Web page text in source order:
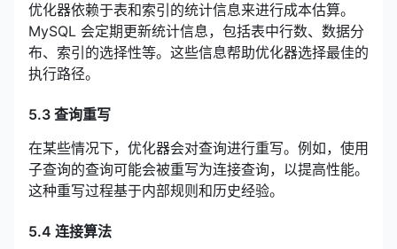
优化器依赖于表和索引的统计信息来进行成本估算。
MySQL 会定期更新统计信息，包括表中行数、数据分
布、索引的选择性等。这些信息帮助优化器选择最佳的
执行路径。
5.3 查询重写
在某些情况下，优化器会对查询进行重写。例如，使用
子查询的查询可能会被重写为连接查询，以提高性能。
这种重写过程基于内部规则和历史经验。
5.4 连接算法